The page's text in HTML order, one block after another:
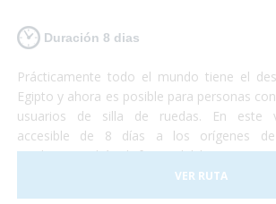
Duración 8 dias
Prácticamente todo el mundo tiene el
Egipto y ahora es posible para personas
usuarios de silla de ruedas. En este
accesible de 8 días a los orígenes de
moderna podrás disfrutar del hermosa y
de El Cairo para luego adentrarte por el
tesoros que alberga este país. Egipto es
VER RUTA